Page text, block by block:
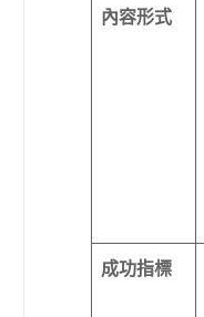
內容形式
成功指標